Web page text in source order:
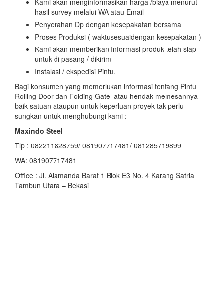
hasil survey melalui WA atau Email
Penyerahan Dp dengan kesepakatan bersama
Proses Produksi ( waktusesuaidengan kesepakatan )
Kami akan memberikan Informasi produk telah siap
untuk di pasang / dikirim
Instalasi / ekspedisi Pintu.
Bagi konsumen yang memerlukan informasi tentang Pintu
Rolling Door dan Folding Gate, atau hendak memesannya
baik satuan ataupun untuk keperluan proyek tak perlu
sungkan untuk menghubungi kami :
Maxindo Steel
Tlp : 082211828759/ 081907717481/ 081285719899
WA: 081907717481
Office : Jl. Alamanda Barat 1 Blok E3 No. 4 Karang Satria
Tambun Utara – Bekasi